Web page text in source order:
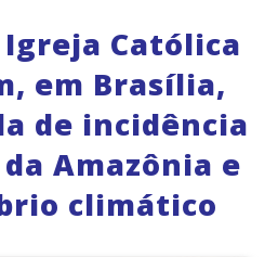
Católica
em Brasília,
de incidência
Amazônia e
climático